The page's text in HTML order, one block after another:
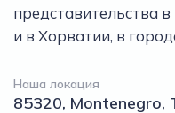
представительства
и в Хорватии, в
Наша локация
85320, Montenegro,